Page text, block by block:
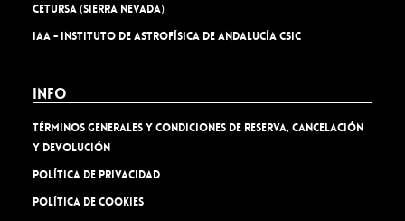
Cetursa (Sierra Nevada)
IAA - Instituto de Astrofísica de Andalucía CSIC
Info
TÉRMINOS GENERALES Y CONDICIONES DE RESERVA, CANCELACIÓN
Y DEVOLUCIÓN
Política de privacidad
Política de cookies